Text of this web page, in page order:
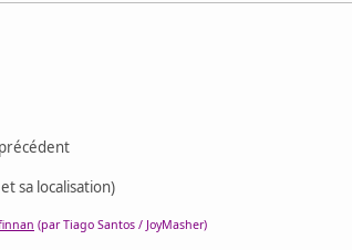
sa localisation)
(par Tiago Santos / JoyMasher)